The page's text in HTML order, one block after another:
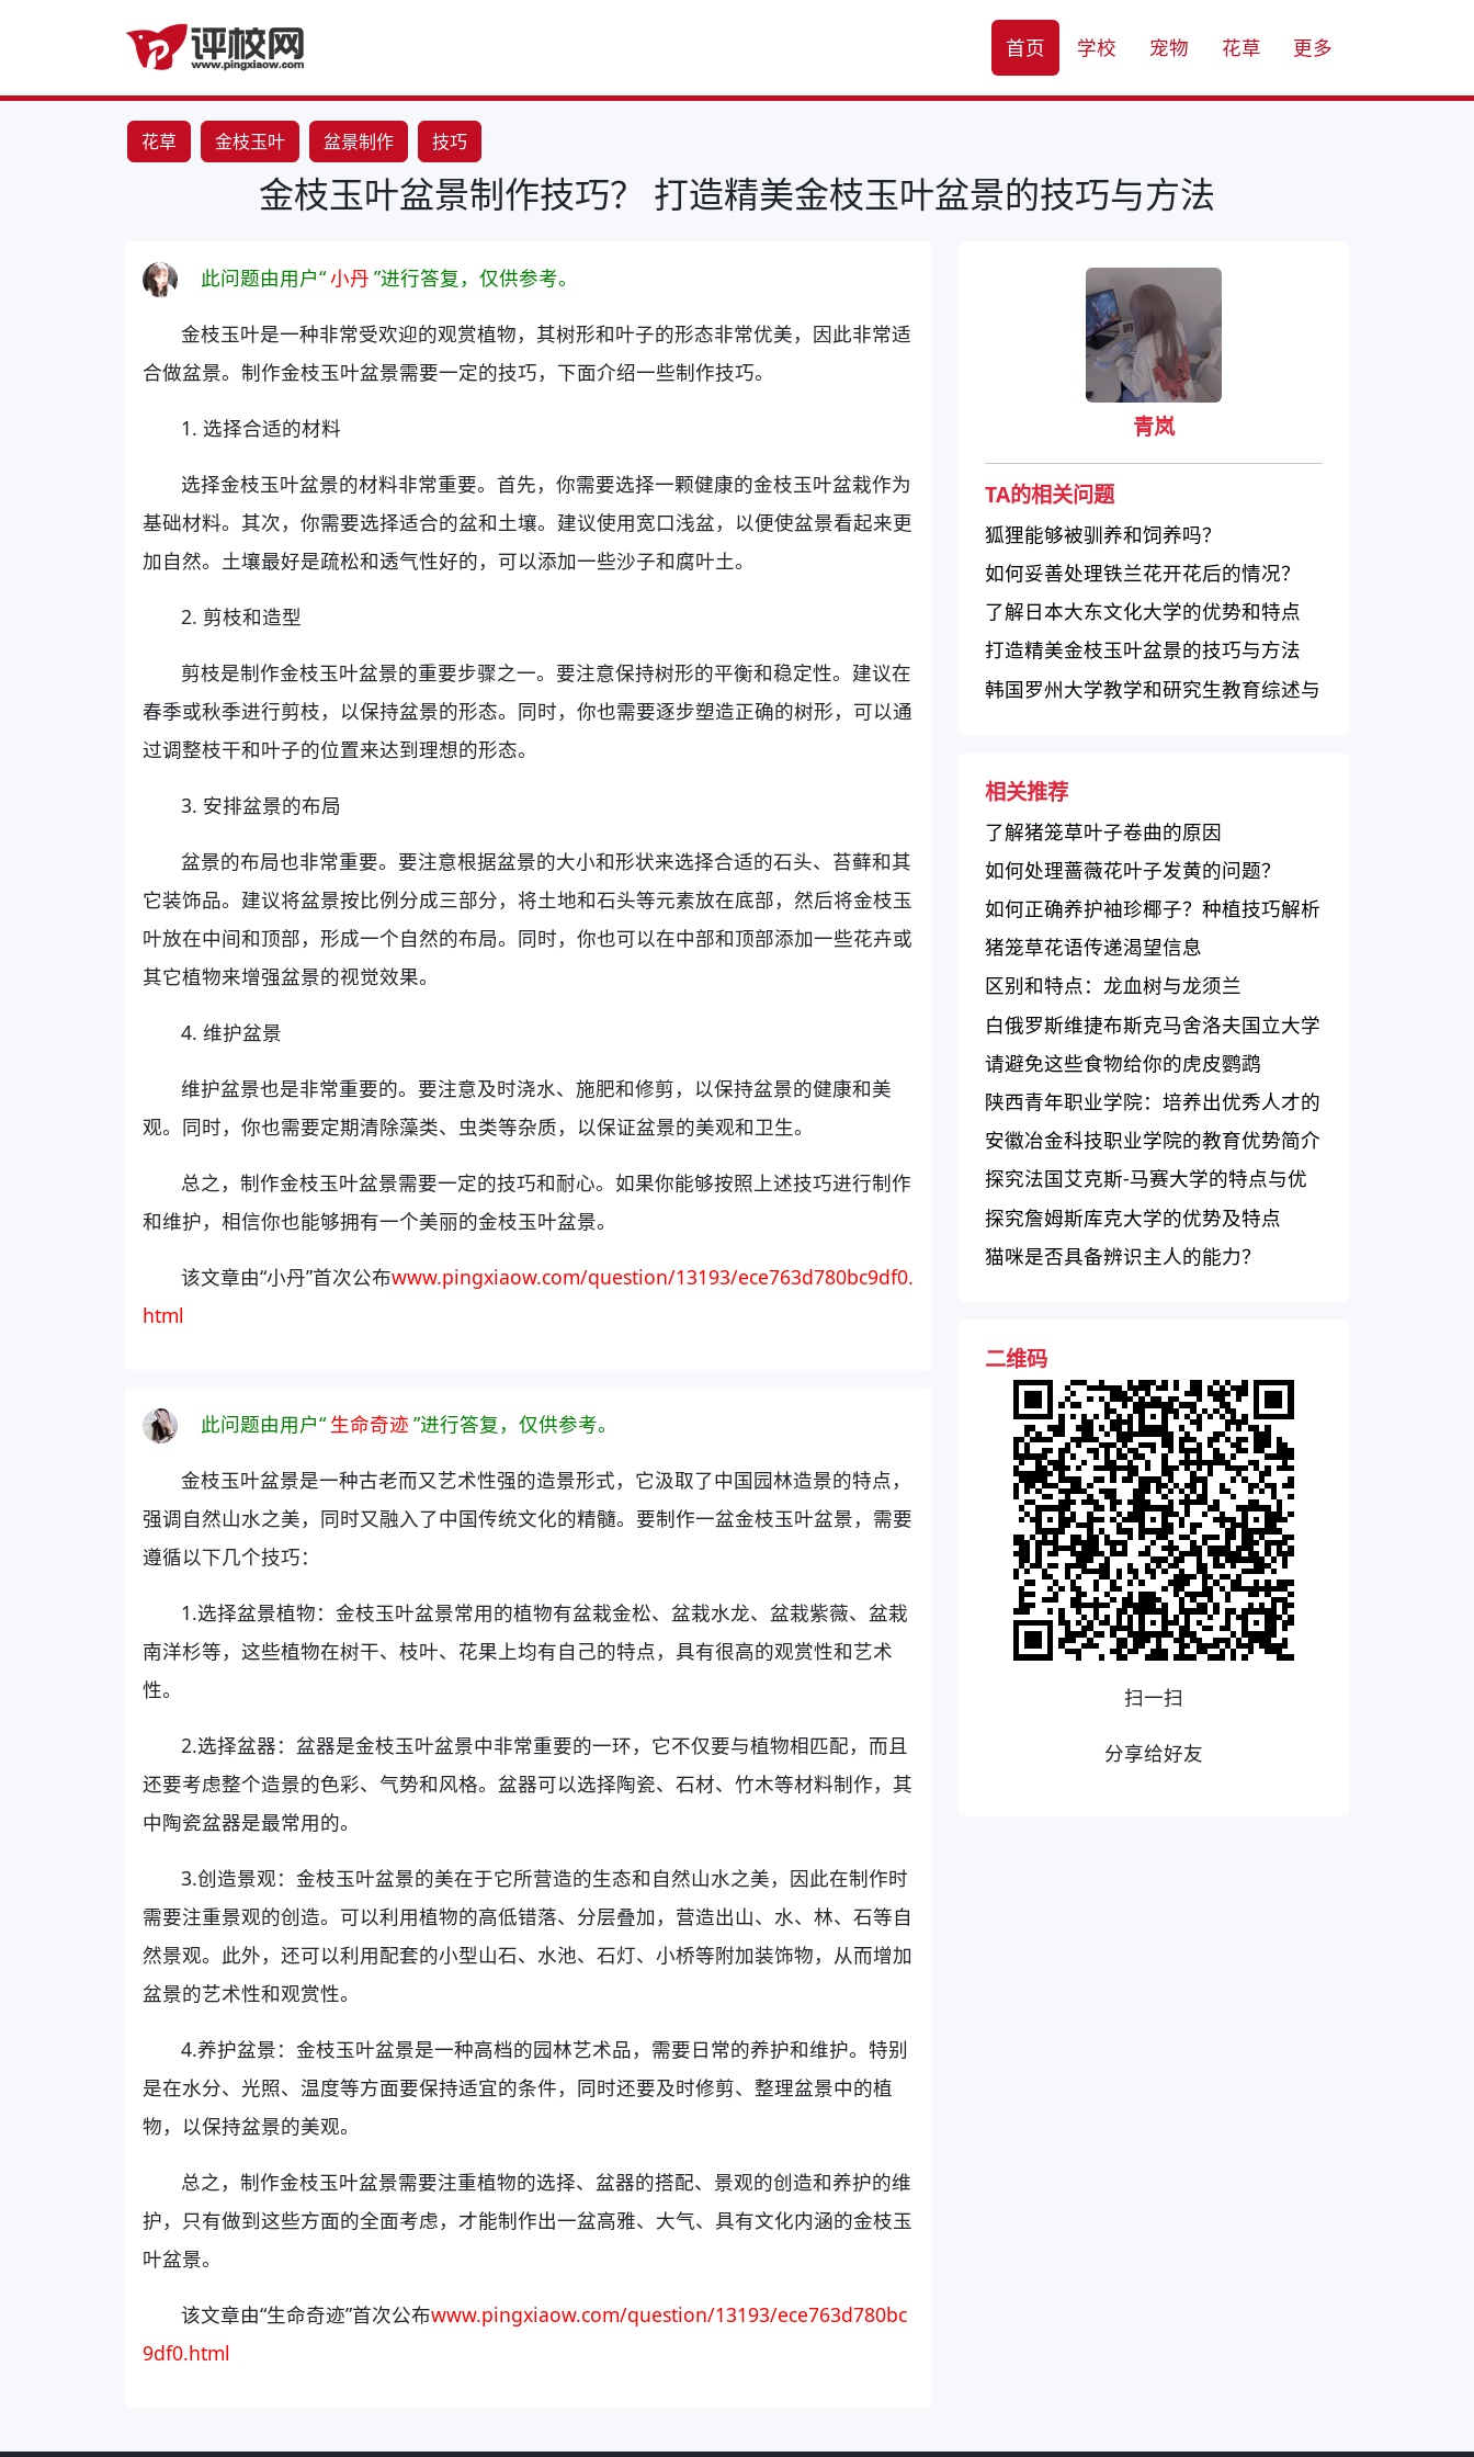
首页 学校 宠物 花草 更多
花草 金枝玉叶 盆景制作 技巧
金枝玉叶盆景制作技巧？ 打造精美金枝玉叶盆景的技巧与方法
此问题由用户“小丹 ”进行答复，仅供参考。
金枝玉叶是一种非常受欢迎的观赏植物，其树形和叶子的形态非常优美，因此非常适
合做盆景。制作金枝玉叶盆景需要一定的技巧，下面介绍一些制作技巧。
1. 选择合适的材料
选择金枝玉叶盆景的材料非常重要。首先，你需要选择一颗健康的金枝玉叶盆栽作为
基础材料。其次，你需要选择适合的盆和土壤。建议使用宽口浅盆，以便使盆景看起来更
加自然。土壤最好是疏松和透气性好的，可以添加一些沙子和腐叶土。
2. 剪枝和造型
剪枝是制作金枝玉叶盆景的重要步骤之一。要注意保持树形的平衡和稳定性。建议在
春季或秋季进行剪枝，以保持盆景的形态。同时，你也需要逐步塑造正确的树形，可以通
过调整枝干和叶子的位置来达到理想的形态。
3. 安排盆景的布局
盆景的布局也非常重要。要注意根据盆景的大小和形状来选择合适的石头、苔藓和其
它装饰品。建议将盆景按比例分成三部分，将土地和石头等元素放在底部，然后将金枝玉
叶放在中间和顶部，形成一个自然的布局。同时，你也可以在中部和顶部添加一些花卉或
其它植物来增强盆景的视觉效果。
4. 维护盆景
维护盆景也是非常重要的。要注意及时浇水、施肥和修剪，以保持盆景的健康和美
观。同时，你也需要定期清除藻类、虫类等杂质，以保证盆景的美观和卫生。
总之，制作金枝玉叶盆景需要一定的技巧和耐心。如果你能够按照上述技巧进行制作
和维护，相信你也能够拥有一个美丽的金枝玉叶盆景。
该文章由“小丹”首次公布www.pingxiaow.com/question/13193/ece763d780bc9df0.
html
此问题由用户“ 生命奇迹 ”进行答复，仅供参考。
金枝玉叶盆景是一种古老而又艺术性强的造景形式，它汲取了中国园林造景的特点，
强调自然山水之美，同时又融入了中国传统文化的精髓。要制作一盆金枝玉叶盆景，需要
遵循以下几个技巧：
1.选择盆景植物：金枝玉叶盆景常用的植物有盆栽金松、盆栽水龙、盆栽紫薇、盆栽
南洋杉等，这些植物在树干、枝叶、花果上均有自己的特点，具有很高的观赏性和艺术
性。
2.选择盆器：盆器是金枝玉叶盆景中非常重要的一环，它不仅要与植物相匹配，而且
还要考虑整个造景的色彩、气势和风格。盆器可以选择陶瓷、石材、竹木等材料制作，其
中陶瓷盆器是最常用的。
3.创造景观：金枝玉叶盆景的美在于它所营造的生态和自然山水之美，因此在制作时
需要注重景观的创造。可以利用植物的高低错落、分层叠加，营造出山、水、林、石等自
然景观。此外，还可以利用配套的小型山石、水池、石灯、小桥等附加装饰物，从而增加
盆景的艺术性和观赏性。
4.养护盆景：金枝玉叶盆景是一种高档的园林艺术品，需要日常的养护和维护。特别
是在水分、光照、温度等方面要保持适宜的条件，同时还要及时修剪、整理盆景中的植
物，以保持盆景的美观。
总之，制作金枝玉叶盆景需要注重植物的选择、盆器的搭配、景观的创造和养护的维
护，只有做到这些方面的全面考虑，才能制作出一盆高雅、大气、具有文化内涵的金枝玉
叶盆景。
该文章由“生命奇迹”首次公布www.pingxiaow.com/question/13193/ece763d780bc
9df0.html
青岚
TA的相关问题
狐狸能够被驯养和饲养吗？
如何妥善处理铁兰花开花后的情况？
了解日本大东文化大学的优势和特点
打造精美金枝玉叶盆景的技巧与方法
韩国罗州大学教学和研究生教育综述与
相关推荐
了解猪笼草叶子卷曲的原因
如何处理蔷薇花叶子发黄的问题？
如何正确养护袖珍椰子？种植技巧解析
猪笼草花语传递渴望信息
区别和特点：龙血树与龙须兰
白俄罗斯维捷布斯克马舍洛夫国立大学
——一所卓越的高等教育机构
请避免这些食物给你的虎皮鹦鹉
陕西青年职业学院：培养出优秀人才的
综合性职业学院
安徽冶金科技职业学院的教育优势简介
探究法国艾克斯-马赛大学的特点与优
势
探究詹姆斯库克大学的优势及特点
猫咪是否具备辨识主人的能力？
二维码
扫一扫
分享给好友